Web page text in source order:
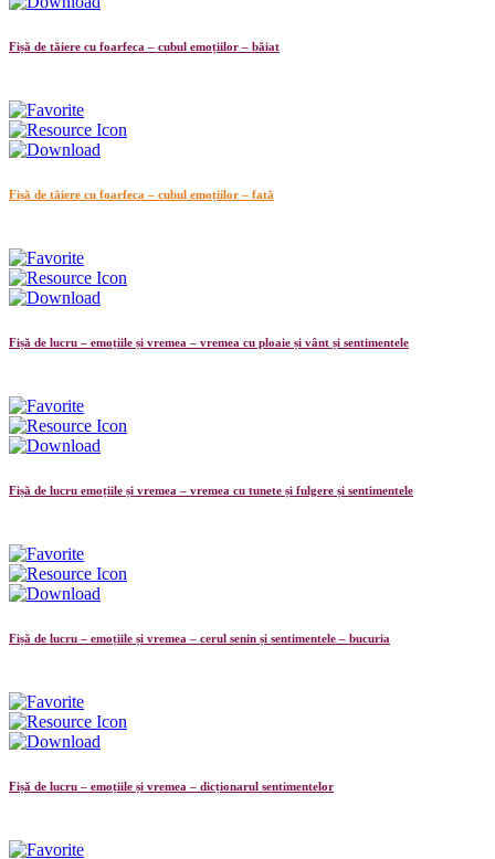
Fișă de tăiere cu foarfeca – cubul emoțiilor – băiat
Fișă de tăiere cu foarfeca – cubul emoțiilor – fată
Fișă de lucru – emoțiile și vremea – vremea cu ploaie și vânt și sentimentele
Fișă de lucru emoțiile și vremea – vremea cu tunete și fulgere și sentimentele
Fișă de lucru – emoțiile și vremea – cerul senin și sentimentele – bucuria
Fișă de lucru – emoțiile și vremea – dicționarul sentimentelor